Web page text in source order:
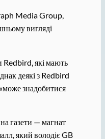
Media Group,
вигляді
Redbird, які мають
деякі з Redbird
знадобитися
газети — магнат
який володіє GB